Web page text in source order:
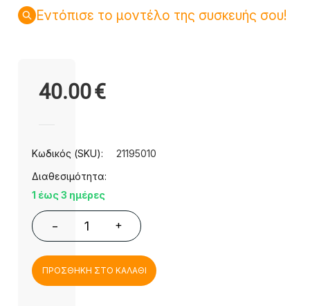
Εντόπισε το μοντέλο της συσκευής σου!
40.00€
Κωδικός (SKU):
21195010
Διαθεσιμότητα:
1 έως 3 ημέρες
− +
ΠΡΟΣΘΗΚΗ ΣΤΟ ΚΑΛΑΘΙ